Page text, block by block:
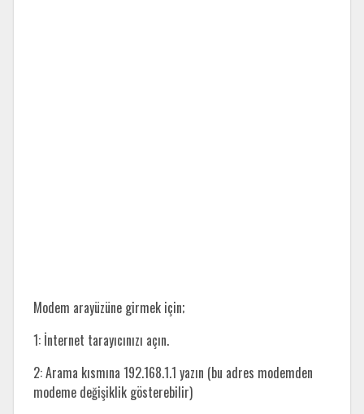
Modem arayüzüne girmek için;
1: İnternet tarayıcınızı açın.
2: Arama kısmına 192.168.1.1 yazın (bu adres modemden
modeme değişiklik gösterebilir)